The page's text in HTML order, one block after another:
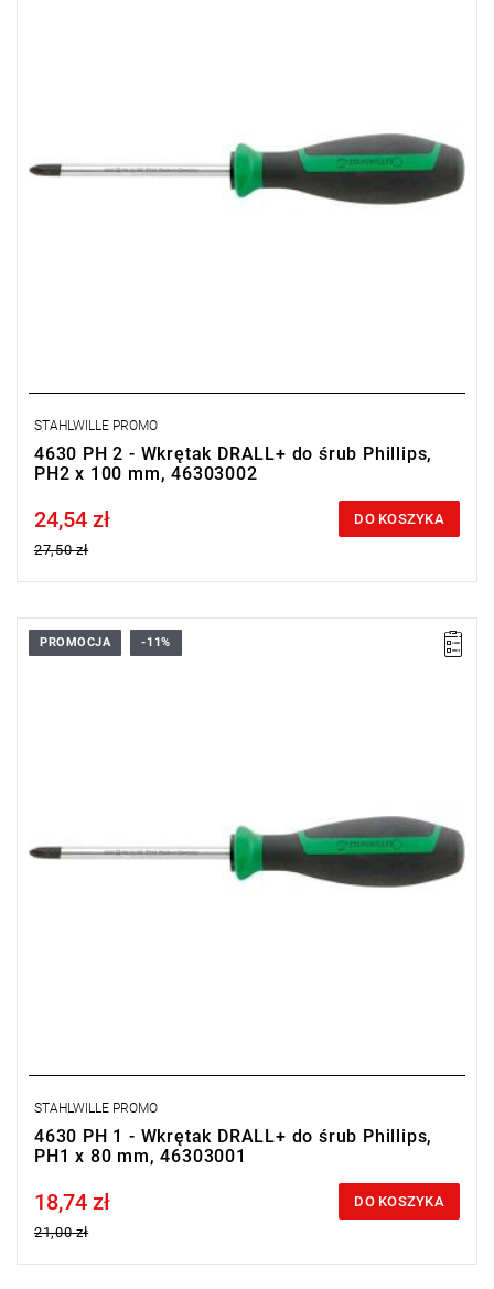
STAHLWILLE PROMO
4630 PH 2 - Wkrętak DRALL+ do śrub Phillips,
PH2 x 100 mm, 46303002
Price tax included
24,54 zł
27,50 zł
DO KOSZYKA
PROMOCJA -11%
STAHLWILLE PROMO
4630 PH 1 - Wkrętak DRALL+ do śrub Phillips,
PH1 x 80 mm, 46303001
Price tax included
18,74 zł
21,00 zł
DO KOSZYKA